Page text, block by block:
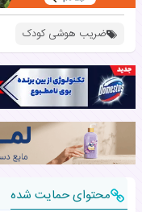
ضریب هوشی کودک
محتوای حمایت شده